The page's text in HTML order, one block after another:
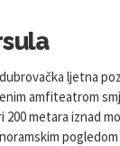
ljetna
amfiteatrom
metara iznad